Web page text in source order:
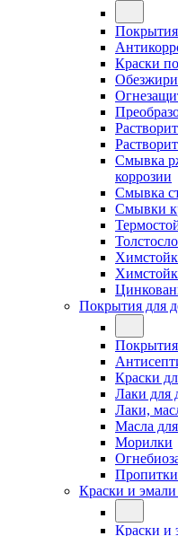
Покрытия
Краски
Смывка
коррозии
Смывка
Смывки
Покрытия для
Покрытия
Краски
Лаки для
Лаки,
Масла
Морилки
Пропитки
Краски и эмали
Краски и